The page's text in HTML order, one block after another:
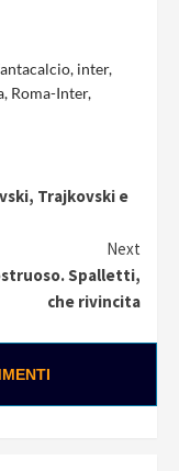
, inter,
, Roma-Inter,
Trajkovski e
Next
Spalletti,
che rivincita